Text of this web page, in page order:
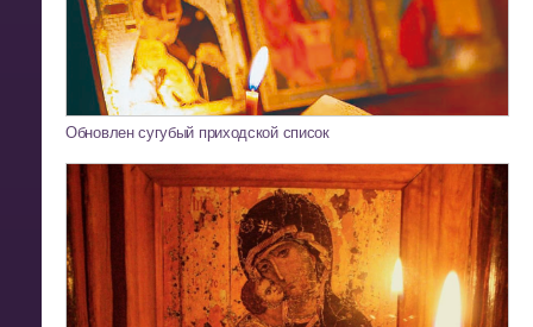
Обновлен сугубый приходской список